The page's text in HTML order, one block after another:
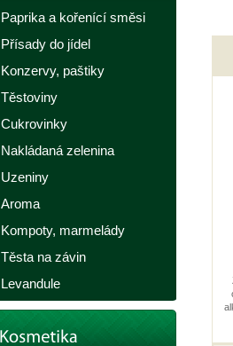
Paprika a kořenící směsi
Přísady do jídel
Konzervy, paštiky
Těstoviny
Cukrovinky
Nakládaná zelenina
Uzeniny
Aroma
Kompoty, marmelády
Těsta na závin
Levandule